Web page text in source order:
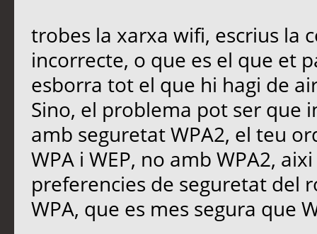
trobes la xarxa wifi, escrius la
incorrecte, o que es el que et
esborra tot el que hi hagi de
Sino, el problema pot ser que
amb seguretat WPA2, el teu
WPA i WEP, no amb WPA2,
preferencies de seguretat del
WPA, que es mes segura que